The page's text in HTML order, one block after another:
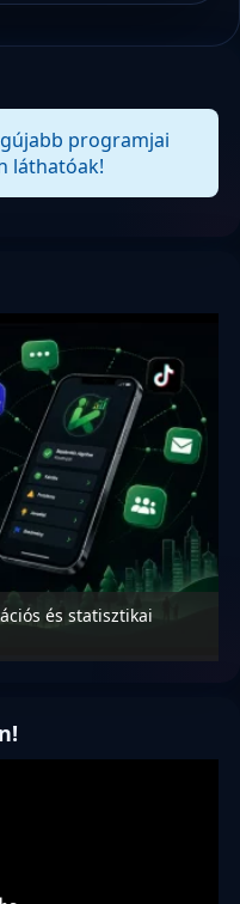
programjai
láthatóak!
és statisztikai